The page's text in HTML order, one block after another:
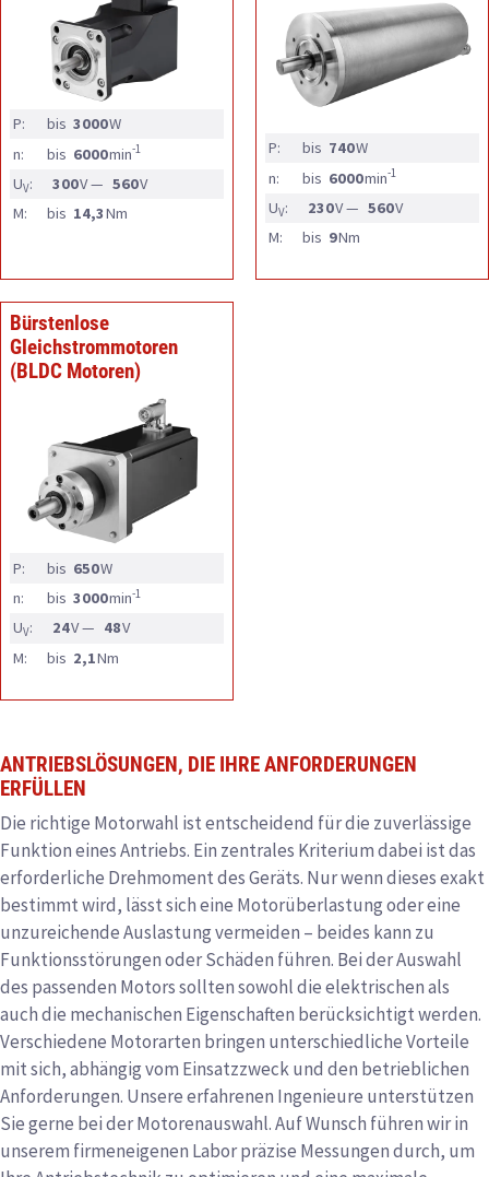
P: bis 3000W
n:
bis 6000min-1
UV: 300V — 560V
M:
bis 14,3Nm
P: bis 740W
n:
bis 6000min-1
UV: 230V — 560V
M:
bis 9Nm
Bürstenlose
Gleichstrommotoren
(BLDC Motoren)
P: bis 650W
n:
bis 3000min-1
UV: 24V — 48V
M:
bis 2,1Nm
ANTRIEBSLÖSUNGEN, DIE IHRE ANFORDERUNGEN
ERFÜLLEN
Die richtige Motorwahl ist entscheidend für die zuverlässige
Funktion eines Antriebs. Ein zentrales Kriterium dabei ist das
erforderliche Drehmoment des Geräts. Nur wenn dieses exakt
bestimmt wird, lässt sich eine Motorüberlastung oder eine
unzureichende Auslastung vermeiden – beides kann zu
Funktionsstörungen oder Schäden führen. Bei der Auswahl
des passenden Motors sollten sowohl die elektrischen als
auch die mechanischen Eigenschaften berücksichtigt werden.
Verschiedene Motorarten bringen unterschiedliche Vorteile
mit sich, abhängig vom Einsatzzweck und den betrieblichen
Anforderungen. Unsere erfahrenen Ingenieure unterstützen
Sie gerne bei der Motorenauswahl. Auf Wunsch führen wir in
unserem firmeneigenen Labor präzise Messungen durch, um